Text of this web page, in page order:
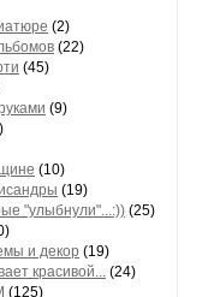
(2)
(22)
(45)
(9)
(10)
(19)
"улыбнули"...:)) (25)
и декор (19)
красивой... (24)
(125)